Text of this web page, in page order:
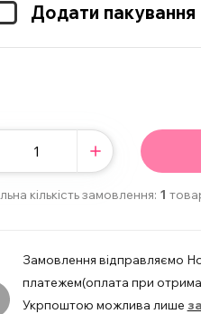
Додати пакування
кількість замовлення: 1
Замовлення відправляємо
платежем(оплата при
Укрпоштою можлива лише